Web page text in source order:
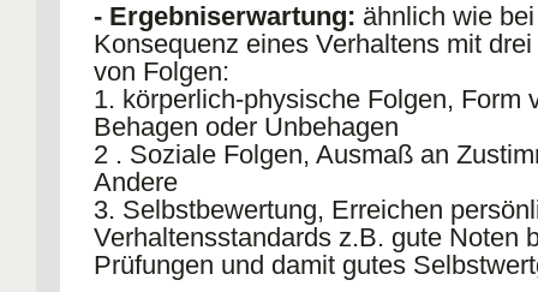
- Ergebniserwartung: ähnlich wie
Konsequenz eines Verhaltens mit
von Folgen:
1. körperlich-physische Folgen, Form
Behagen oder Unbehagen
2 . Soziale Folgen, Ausmaß an
Andere
3. Selbstbewertung, Erreichen
Verhaltensstandards z.B. gute Noten
Prüfungen und damit gutes